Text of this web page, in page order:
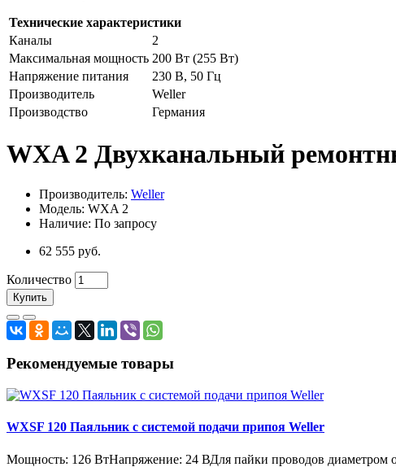
Технические характеристики
Каналы
2
Максимальная мощность 200 Вт (255 Вт)
Напряжение питания
230 В, 50 Гц
Производитель
Weller
Производство
Германия
WXA 2 Двухканальный
Производитель: Weller
Модель: WXA 2
Наличие: По запросу
62 555 руб.
Количество
Купить
Рекомендуемые товары
WXSF 120 Паяльник с системой подачи припоя Weller
Мощность: 126 ВтНапряжение: 24 ВДля пайки проводов диаметром